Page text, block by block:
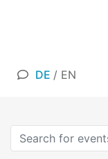
DE / EN